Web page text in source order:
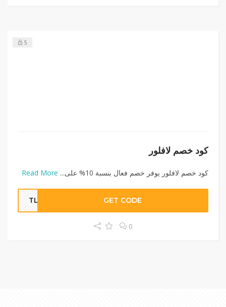
5
كود خصم لافلور
كود خصم لافلور يوفر خصم فعال بنسبة 10% على... Read More
GET CODE
0